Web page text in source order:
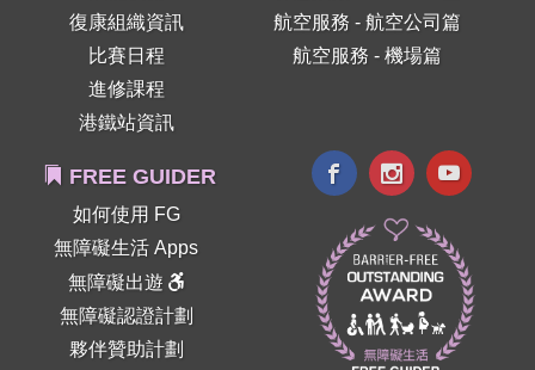
復康組織資訊
比賽日程
進修課程
港鐵站資訊
航空服務 - 航空公司篇
航空服務 - 機場篇
FREE GUIDER
如何使用 FG
無障礙生活 Apps
無障礙出遊
無障礙認證計劃
夥伴贊助計劃